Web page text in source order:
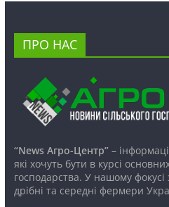
ПРО НАС
“News Агро-Центр”–
які хочуть бути в курсі
господарства. У нашому
дрібні та середні фермери